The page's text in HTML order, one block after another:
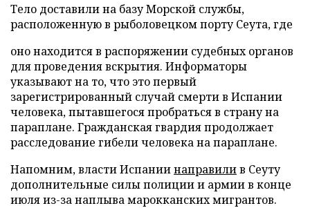
Тело доставили на базу Морской службы,
расположенную в рыболовецком порту Сеута, где
оно находится в распоряжении судебных органов
для проведения вскрытия. Информаторы
указывают на то, что это первый
зарегистрированный случай смерти в Испании
человека, пытавшегося пробраться в страну на
параплане. Гражданская гвардия продолжает
расследование гибели человека на параплане.
Напомним, власти Испаниинаправилив Сеуту
дополнительные силы полиции и армии в конце
июля из-за наплыва марокканских мигрантов.